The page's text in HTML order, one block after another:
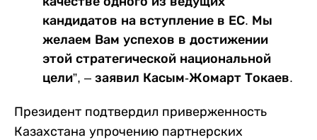
кандидатов на вступление в ЕС. Мы
желаем Вам успехов в достижении
этой стратегической национальной
цели”, – заявил Касым-Жомарт Токаев.
Президент подтвердил приверженность
Казахстана упрочению партнерских